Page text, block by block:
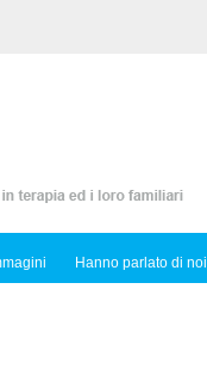
Hanno parlato di noi